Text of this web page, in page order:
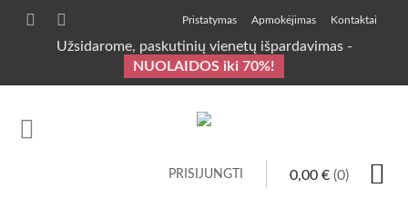
Pristatymas Apmokėjimas Kontaktai
Užsidarome, paskutinių vienetų išpardavimas -
NUOLAIDOS iki 70%!
0,00 € (0)
PRISIJUNGTI